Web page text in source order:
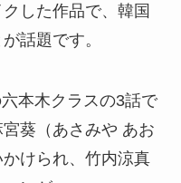
した作品で、韓国
話題です。
本木クラスの3話で
宮葵（ あさみや あお
けられ、竹内涼真